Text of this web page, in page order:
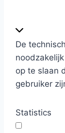
r
e
f
e
r
n
c
De
op te slaan
gebruiker
Statistics